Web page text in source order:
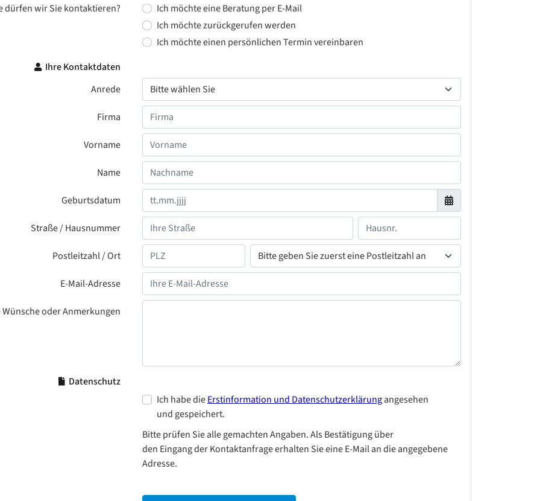
dürfen wir Sie kontaktieren?
Ich möchte eine Beratung per E-Mail
Ich möchte zurückgerufen werden
Ich möchte einen persönlichen Termin vereinbaren
Ihre Kontaktdaten
Anrede
Firma
Vorname
Name
Geburtsdatum
Straße / Hausnummer
Postleitzahl / Ort
E-Mail-Adresse
oder Anmerkungen
Datenschutz
Ich habe dieErstinformation und Datenschutzerklärungangesehen
und gespeichert.
Bitte prüfen Sie alle gemachten Angaben. Als Bestätigung über
den Eingang der Kontaktanfrage erhalten Sie eine E-Mail an die angegebene
Adresse.